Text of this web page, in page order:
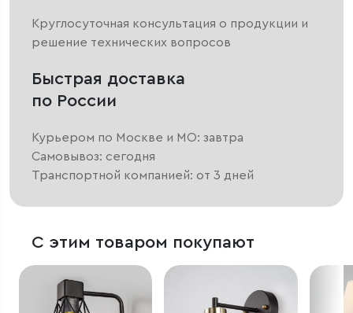
Круглосуточная консультация о продукции и
решение технических вопросов
Быстрая доставка
по России
Курьером по Москве и МО: завтра
Самовывоз: сегодня
Транспортной компанией: от 3 дней
С этим товаром покупают